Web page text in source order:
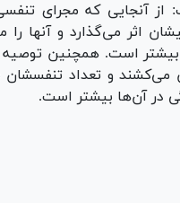
از آنجایی که مجرای
اثر می‌گذارد و آنها
بیشتر است. همچنین توصیه
و تعداد تنفسشان
در آن‌ها بیشتر است.